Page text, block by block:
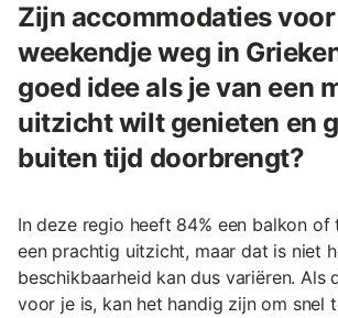
Zijn accommodaties
weekendje weg in
goed idee als je van een
uitzicht wilt genieten en
buiten tijd doorbrengt?
In deze regio heeft 84% een balkon of
een prachtig uitzicht, maar dat is niet
beschikbaarheid kan dus variëren. Als
voor je is, kan het handig zijn om snel